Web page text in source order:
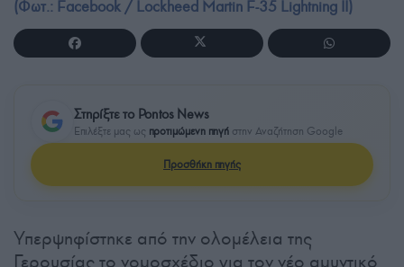
(Φωτ.: Facebook / Lockheed Martin F-35 Lightning II)
Στηρίξτε το Pontos News
Επιλέξτε μας ως προτιμώμενη πηγή στην Αναζήτηση Google
Προσθήκη πηγής
Υπερψηφίστηκε από την ολομέλεια της
Γερουσίας το νομοσχέδιο για τον νέο αμυντικό